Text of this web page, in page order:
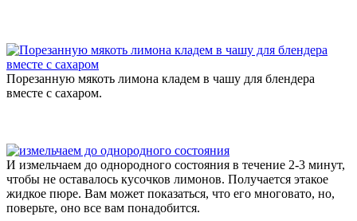
Порезанную мякоть лимона кладем в чашу для блендера
вместе с сахаром.
И измельчаем до однородного состояния в течение 2-3 минут,
чтобы не оставалось кусочков лимонов. Получается этакое
жидкое пюре. Вам может показаться, что его многовато, но,
поверьте, оно все вам понадобится.